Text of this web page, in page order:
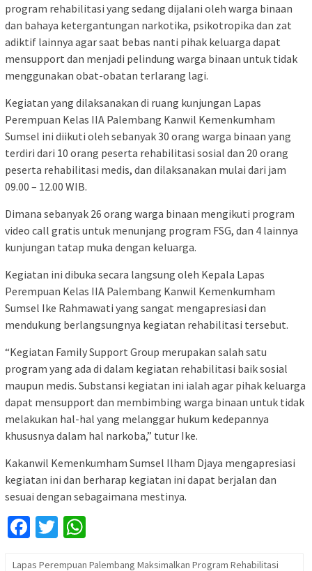
program rehabilitasi yang sedang dijalani oleh warga binaan
dan bahaya ketergantungan narkotika, psikotropika dan zat
adiktif lainnya agar saat bebas nanti pihak keluarga dapat
mensupport dan menjadi pelindung warga binaan untuk tidak
menggunakan obat-obatan terlarang lagi.
Kegiatan yang dilaksanakan di ruang kunjungan Lapas
Perempuan Kelas IIA Palembang Kanwil Kemenkumham
Sumsel ini diikuti oleh sebanyak 30 orang warga binaan yang
terdiri dari 10 orang peserta rehabilitasi sosial dan 20 orang
peserta rehabilitasi medis, dan dilaksanakan mulai dari jam
09.00 – 12.00 WIB.
Dimana sebanyak 26 orang warga binaan mengikuti program
video call gratis untuk menunjang program FSG, dan 4 lainnya
kunjungan tatap muka dengan keluarga.
Kegiatan ini dibuka secara langsung oleh Kepala Lapas
Perempuan Kelas IIA Palembang Kanwil Kemenkumham
Sumsel Ike Rahmawati yang sangat mengapresiasi dan
mendukung berlangsungnya kegiatan rehabilitasi tersebut.
“Kegiatan Family Support Group merupakan salah satu
program yang ada di dalam kegiatan rehabilitasi baik sosial
maupun medis. Substansi kegiatan ini ialah agar pihak keluarga
dapat mensupport dan membimbing warga binaan untuk tidak
melakukan hal-hal yang melanggar hukum kedepannya
khususnya dalam hal narkoba,” tutur Ike.
Kakanwil Kemenkumham Sumsel Ilham Djaya mengapresiasi
kegiatan ini dan berharap kegiatan ini dapat berjalan dan
sesuai dengan sebagaimana mestinya.
Facebook
Twitter
Lapas Perempuan Palembang Maksimalkan Program Rehabilitasi